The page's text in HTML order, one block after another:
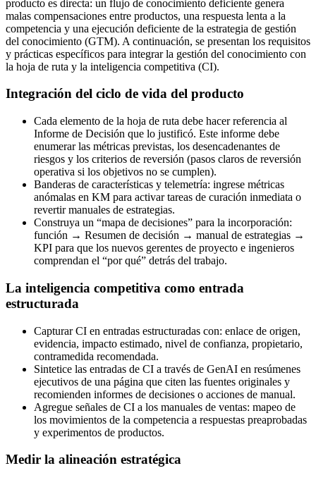
producto es directa: un flujo de conocimiento deficiente genera
malas compensaciones entre productos, una respuesta lenta a la
competencia y una ejecución deficiente de la estrategia de gestión
del conocimiento (GTM). A continuación, se presentan los requisitos
y prácticas específicos para integrar la gestión del conocimiento con
la hoja de ruta y la inteligencia competitiva (CI).
Integración del ciclo de vida del producto
Cada elemento de la hoja de ruta debe hacer referencia al
Informe de Decisión que lo justificó. Este informe debe
enumerar las métricas previstas, los desencadenantes de
riesgos y los criterios de reversión (pasos claros de reversión
operativa si los objetivos no se cumplen).
Banderas de características y telemetría: ingrese métricas
anómalas en KM para activar tareas de curación inmediata o
revertir manuales de estrategias.
Construya un “mapa de decisiones” para la incorporación:
función → Resumen de decisión → manual de estrategias →
KPI para que los nuevos gerentes de proyecto e ingenieros
comprendan el “por qué” detrás del trabajo.
La inteligencia competitiva como entrada
estructurada
Capturar CI en entradas estructuradas con: enlace de origen,
evidencia, impacto estimado, nivel de confianza, propietario,
contramedida recomendada.
Sintetice las entradas de CI a través de GenAI en resúmenes
ejecutivos de una página que citen las fuentes originales y
recomienden informes de decisiones o acciones de manual.
Agregue señales de CI a los manuales de ventas: mapeo de
los movimientos de la competencia a respuestas preaprobadas
y experimentos de productos.
Medir la alineación estratégica